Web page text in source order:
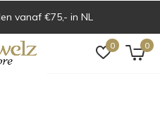
0 0
is dezelfde dag verzonden